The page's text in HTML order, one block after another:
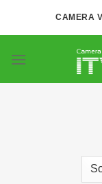
CAMERA